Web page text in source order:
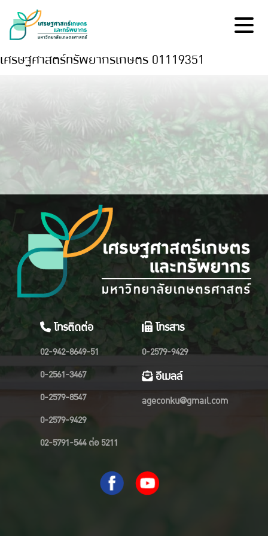
เศรษฐศาสตร์ทรัพยากรเกษตร 01119351
โทรติดต่อ
02-942-8649-51
0-2561-3467
0-2579-8547
0-2579-9429
02-5791-544 ต่อ 5211
โทรสาร
0-2579-9429
อีเมลล์
ageconku@gmail.com